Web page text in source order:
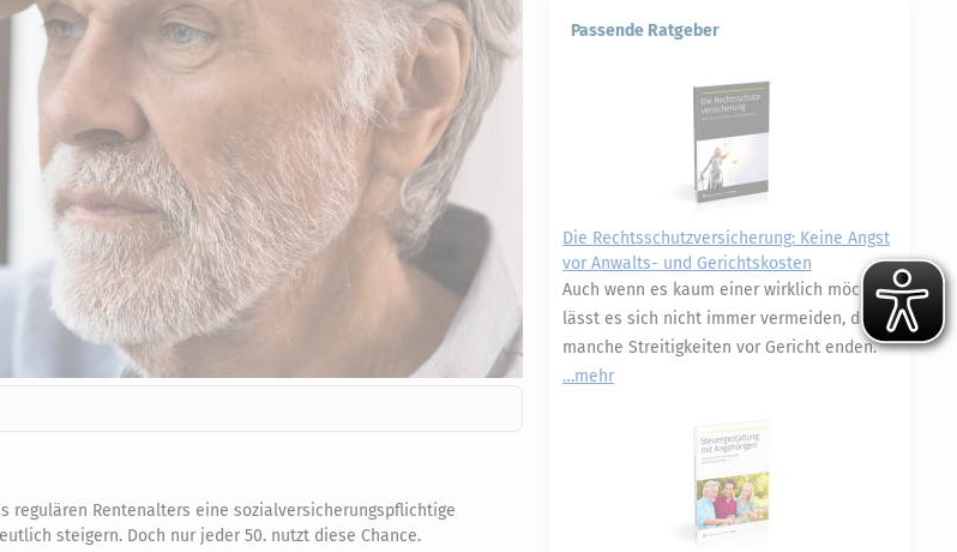
regulären Rentenalters eine sozialversicherungspflichtige
steigern. Doch nur jeder 50. nutzt diese Chance.
Passende Ratgeber
Die Rechtsschutzversicherung: Keine Angst
vor Anwalts- und Gerichtskosten
Auch wenn es kaum einer wirklich möchte,
lässt es sich nicht immer vermeiden, dass
manche Streitigkeiten vor Gericht enden.
mehr